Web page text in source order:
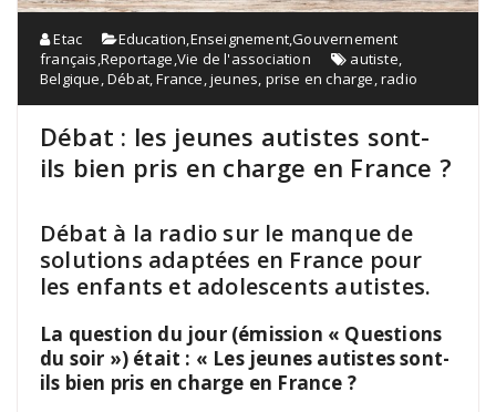
Etac Education,Enseignement,Gouvernement
français,Reportage,Vie de l'association autiste,
Belgique,Débat,France,jeunes, prise en charge,radio
Débat : les jeunes autistes sont-
ils bien pris en charge en France ?
Débat à la radio sur le manque de
solutions adaptées en France pour
les enfants et adolescents autistes.
La question du jour (émission « Questions
du soir ») était : « Les jeunes autistes sont-
ils bien pris en charge en France ?